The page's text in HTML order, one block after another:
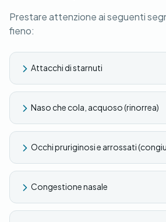
Prestare attenzione ai seguenti
fieno:
Attacchi di starnuti
Naso che cola, acquoso (rinorrea)
Occhi pruriginosi e arrossati
Congestione nasale